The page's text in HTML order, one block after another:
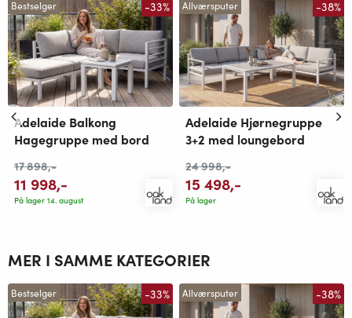
Bestselger -33%
Adelaide Balkong
Hagegruppe med bord
17 898,-
11 998,-
På lager 14. august
Allværsputer -38%
Adelaide Hjørnegruppe
3+2 med loungebord
24 998,-
15 498,-
På lager
MER I SAMME KATEGORIER
Bestselger -33% Allværsputer -38%